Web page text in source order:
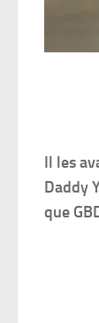
Il les
Daddy
que